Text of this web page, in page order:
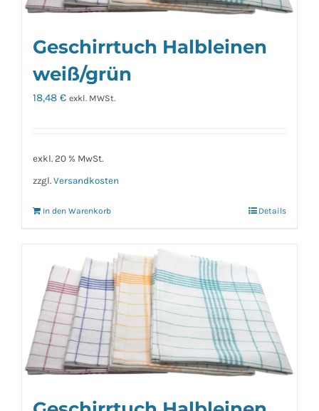
Geschirrtuch Halbleinen
weiß/grün
18,48 € exkl. MWSt.
exkl. 20 % MwSt.
zzgl. Versandkosten
In den Warenkorb Details